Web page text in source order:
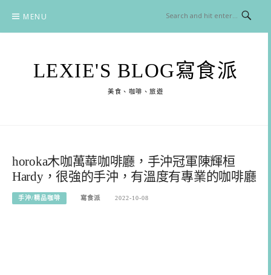
content
MENU
LEXIE'S BLOG寫食派
美食、咖啡、旅遊
horoka木咖萬華咖啡廳，手沖冠軍陳輝桓
Hardy，很強的手沖，有溫度有專業的咖啡廳
手沖/精品咖啡 寫食派 2022-10-08